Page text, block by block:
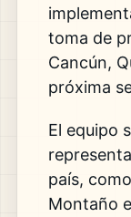
toma de
Cancún,
próxima
El equipo
país,
Montaño